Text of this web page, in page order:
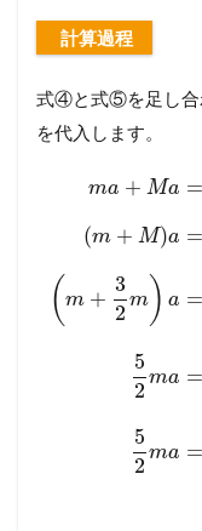
計算過程
式④と式⑤を足し合
を代入します。
ma + Ma
(m + M)a
( m +
3
2
m ) a
5
2
ma
5
2
ma
=
=
=
=
=